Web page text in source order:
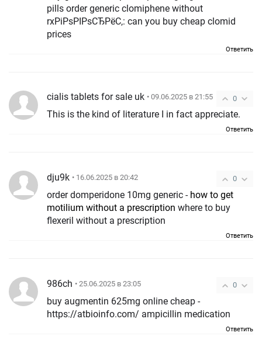
pills order generic clomiphene without
rxРіРѕРІРѕСЂРёС‚: can you buy cheap clomid
prices
Ответить
0
cialis tablets for sale uk • 09.06.2025 в 21:55
This is the kind of literature I in fact appreciate.
Ответить
0
dju9k • 16.06.2025 в 20:42
order domperidone 10mg generic - how to get
motilium without a prescription where to buy
flexeril without a prescription
Ответить
0
986ch • 25.06.2025 в 23:05
buy augmentin 625mg online cheap -
https://atbioinfo.com/ ampicillin medication
Ответить